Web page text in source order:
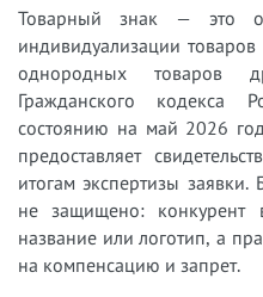
Ведение дел о
Вопросы-ответы
Вебинары и семинары
Прямые эфиры
Товарный знак — это
индивидуализации
однородных товаров
Гражданского кодекса
состоянию на май 2026
предоставляет
итогам экспертизы заявки.
не защищено: конкурент
название или логотип, а
на компенсацию и запрет.